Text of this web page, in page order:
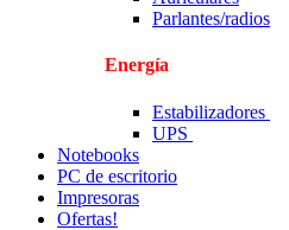
Parlantes/radios
Energía
Estabilizadores
UPS
Notebooks
PC de escritorio
Impresoras
Ofertas!